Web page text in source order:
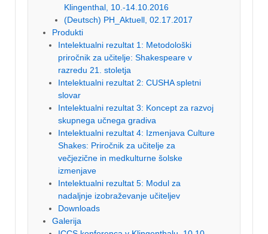
Klingenthal, 10.-14.10.2016
(Deutsch) PH_Aktuell, 02.17.2017
Produkti
Intelektualni rezultat 1: Metodološki
priročnik za učitelje: Shakespeare v
razredu 21. stoletja
Intelektualni rezultat 2: CUSHA spletni
slovar
Intelektualni rezultat 3: Koncept za razvoj
skupnega učnega gradiva
Intelektualni rezultat 4: Izmenjava Culture
Shakes: Priročnik za učitelje za
večjezične in medkulturne šolske
izmenjave
Intelektualni rezultat 5: Modul za
nadaljnje izobraževanje učiteljev
Downloads
Galerija